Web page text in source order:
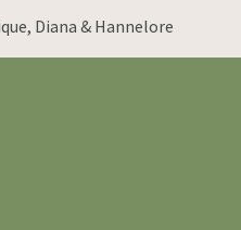
Diana & Hannelore